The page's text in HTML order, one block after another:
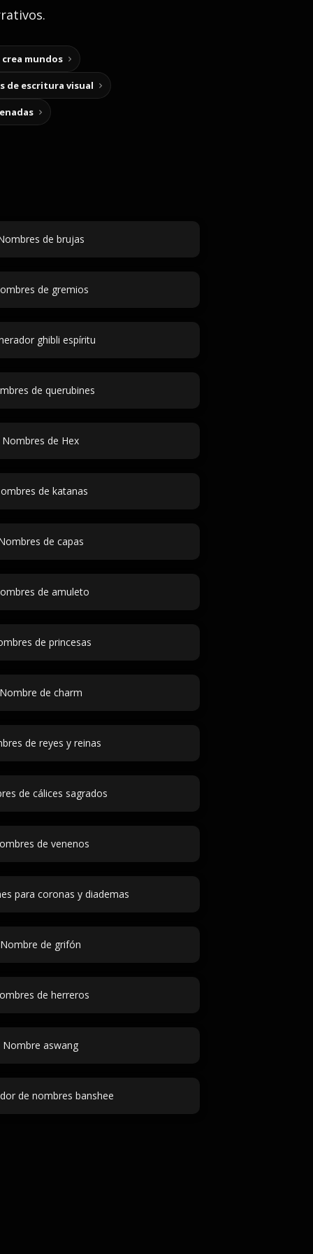
crea mundos
de escritura visual
de brujas
de gremios
ghibli espíritu
de querubines
Nombres de Hex
de katanas
de capas
de amuleto
de princesas
de charm
de reyes y reinas
de cálices sagrados
de venenos
para coronas y diademas
Nombre de grifón
de herreros
Nombre aswang
de nombres banshee